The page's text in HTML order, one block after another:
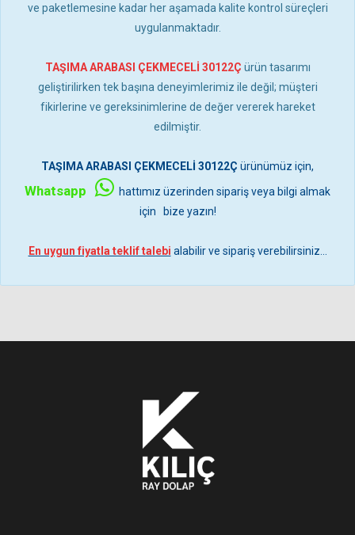
ve paketlemesine kadar her aşamada kalite kontrol süreçleri
uygulanmaktadır.
TAŞIMA ARABASI ÇEKMECELİ 30122Ç ürün tasarımı
geliştirilirken tek başına deneyimlerimiz ile değil; müşteri
fikirlerine ve gereksinimlerine de değer vererek hareket
edilmiştir.
TAŞIMA ARABASI ÇEKMECELİ 30122Ç ürünümüz için,
Whatsapp
hattımız üzerinden sipariş veya bilgi almak
için bize yazın!
En uygun fiyatla teklif talebi alabilir ve sipariş verebilirsiniz...